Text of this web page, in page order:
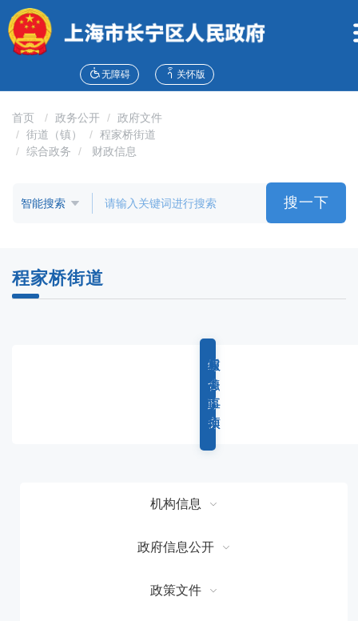
障
碍
说
无障碍 关怀版
首页 政务公开
政府文件
街道（镇）
程家桥街道
综合政务
财政信息
搜一下
程家桥街道
综
合
政
务
重
点
工
作
权
力
事
项
服
务
事
项
机构信息
政府信息公开
政策文件